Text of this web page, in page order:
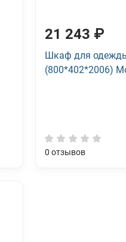
21 243 ₽
Шкаф для
(800*402*2006)
0 отзывов